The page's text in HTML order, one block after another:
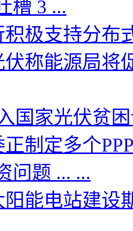
槽 3 ...
积极支持分布
伏称能源局将
国家光伏贫
制定多个
问题 ... ...
阳能电站建设